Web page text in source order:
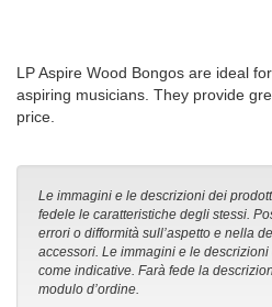
LP Aspire Wood Bongos are ideal
aspiring musicians. They provide
price.
Le immagini e le descrizioni dei
fedele le caratteristiche degli stessi.
errori o difformità sull’aspetto e nella
accessori. Le immagini e le
come indicative. Farà fede la
modulo d’ordine.